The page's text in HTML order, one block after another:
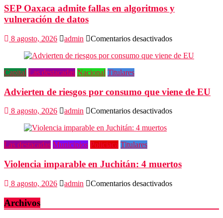
en
del
SEP Oaxaca admite fallas en algoritmos y
vulneración de datos
8 agosto, 2026 admin Comentarios desactivadosen
Oaxaca
algoritmos
vulneración
Capital Las destacadas Nacional Titulares
Advierten de riesgos por consumo que viene de EU
8 agosto, 2026 admin Comentarios desactivadosen
que
de
Las destacadas Municipios Policiaca Titulares
Violencia imparable en Juchitán: 4 muertos
8 agosto, 2026 admin Comentarios desactivadosen
en
Archivos